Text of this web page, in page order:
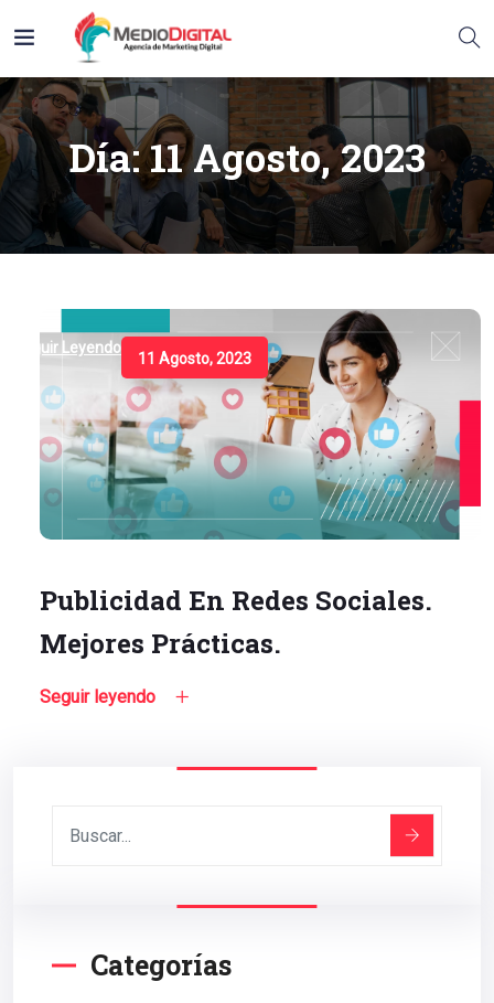
Día:11 Agosto, 2023
Seguir Leyendo
11 Agosto, 2023
Publicidad En Redes Sociales.
Mejores Prácticas.
Seguir leyendo
Categorías